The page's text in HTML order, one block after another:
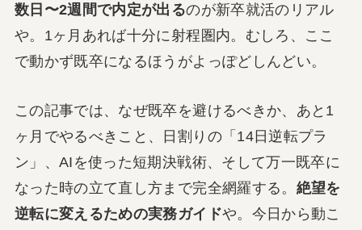
数日〜2週間で内定が出るのが新卒就活のリアル
や。1ヶ月あれば十分に射程圏内。むしろ、ここ
で動かず既卒になるほうがよっぽどしんどい。
この記事では、なぜ既卒を避けるべきか、あと1
ヶ月でやるべきこと、日割りの「14日逆転プラ
ン」、AIを使った短期決戦術、そして万一既卒に
なった時の立て直し方まで完全網羅する。 絶望を
逆転に変えるための実務ガイドや。今日から動こ